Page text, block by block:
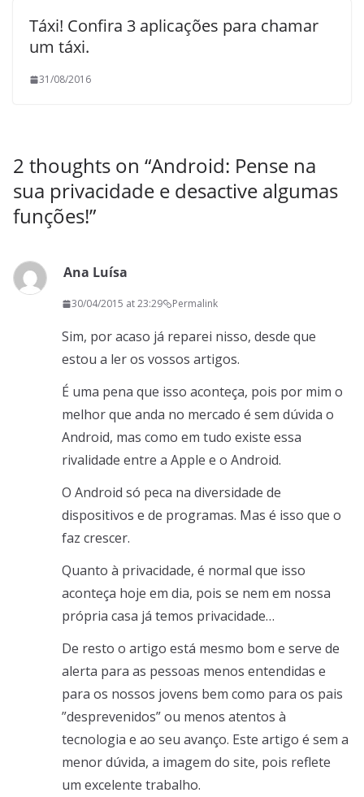
Táxi! Confira 3 aplicações para chamar
um táxi.
31/08/2016
2 thoughts on “Android: Pense na
sua privacidade e desactive algumas
funções!”
Ana Luísa
30/04/2015 at 23:29 Permalink
Sim, por acaso já reparei nisso, desde que
estou a ler os vossos artigos.
É uma pena que isso aconteça, pois por mim o
melhor que anda no mercado é sem dúvida o
Android, mas como em tudo existe essa
rivalidade entre a Apple e o Android.
O Android só peca na diversidade de
dispositivos e de programas. Mas é isso que o
faz crescer.
Quanto à privacidade, é normal que isso
aconteça hoje em dia, pois se nem em nossa
própria casa já temos privacidade…
De resto o artigo está mesmo bom e serve de
alerta para as pessoas menos entendidas e
para os nossos jovens bem como para os pais
”desprevenidos” ou menos atentos à
tecnologia e ao seu avanço. Este artigo é sem a
menor dúvida, a imagem do site, pois reflete
um excelente trabalho.